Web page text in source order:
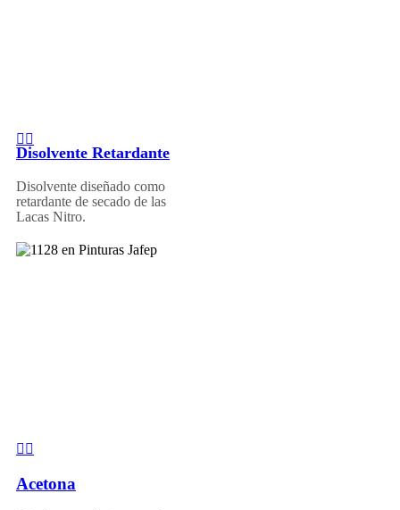
Disolvente Retardante
Disolvente diseñado como
retardante de secado de las
Lacas Nitro.
Acetona